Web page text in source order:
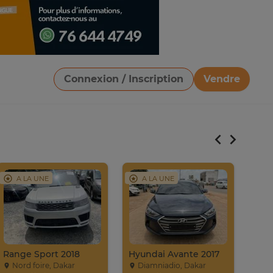
Connexion / Inscription
Vendre
Télécharger une image
A LA UNE
Range Sport 2018
Nord foire, Dakar
A LA UNE
Hyundai Avante 2017
Diamniadio, Dakar